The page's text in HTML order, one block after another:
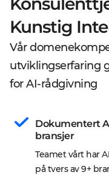
Kunstig
Vår
utviklingserfaring
for AI-rådgivning
Dokumentert
bransjer
Teamet vårt har
på tvers av 9+